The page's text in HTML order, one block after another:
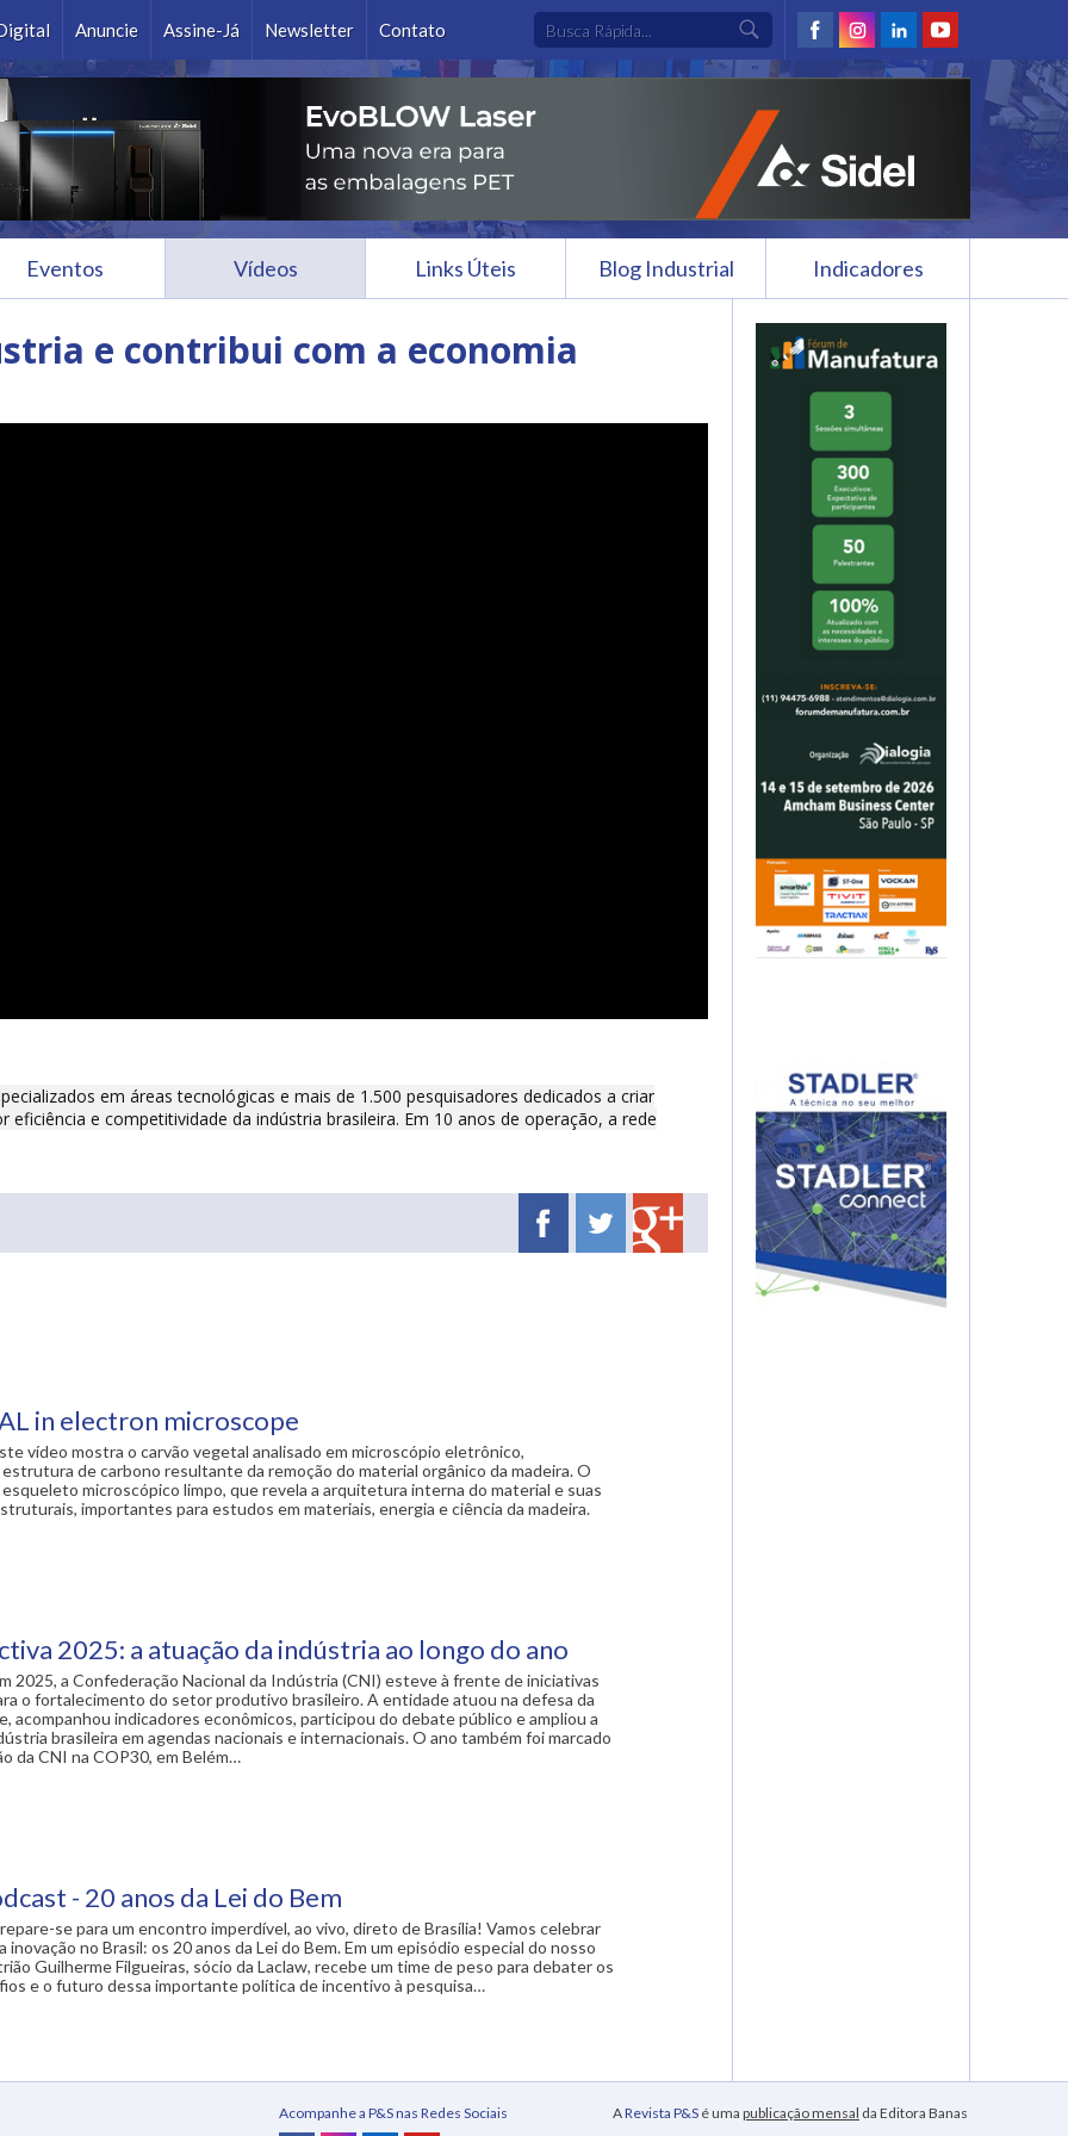
Anuncie Assine-Já Newsletter Contato
Ok
Eventos Vídeos Links Úteis Blog Industrial Indicadores
e contribui com a economia
em áreas tecnológicas e mais de 1.500 pesquisadores dedicados a criar
e competitividade da indústria brasileira. Em 10 anos de operação, a rede
in electron microscope
vídeo mostra o carvão vegetal analisado em microscópio eletrônico,
de carbono resultante da remoção do material orgânico da madeira. O
microscópico limpo, que revela a arquitetura interna do material e suas
importantes para estudos em materiais, energia e ciência da madeira.
2025: a atuação da indústria ao longo do ano
2025, a Confederação Nacional da Indústria (CNI) esteve à frente de iniciativas
o fortalecimento do setor produtivo brasileiro. A entidade atuou na defesa da
acompanhou indicadores econômicos, participou do debate público e ampliou a
brasileira em agendas nacionais e internacionais. O ano também foi marcado
da CNI na COP30, em Belém…
- 20 anos da Lei do Bem
se para um encontro imperdível, ao vivo, direto de Brasília! Vamos celebrar
inovação no Brasil: os 20 anos da Lei do Bem. Em um episódio especial do nosso
Guilherme Filgueiras, sócio da Laclaw, recebe um time de peso para debater os
e o futuro dessa importante política de incentivo à pesquisa…
Acompanhe a P&S nas Redes Sociais ARevista P&S é uma publicação mensal da Editora Banas